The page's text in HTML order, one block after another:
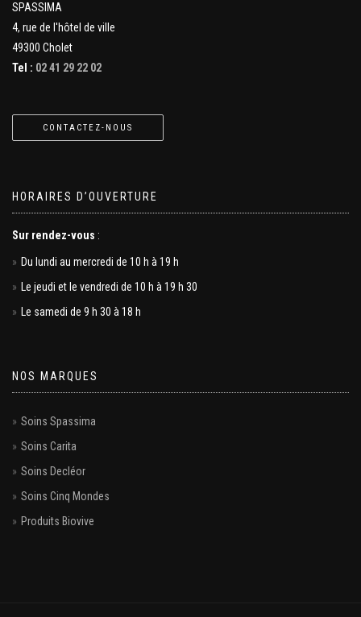
SPASSIMA
4, rue de l'hôtel de ville
49300 Cholet
Tel : 02 41 29 22 02
CONTACTEZ-NOUS
HORAIRES D’OUVERTURE
Sur rendez-vous :
Du lundi au mercredi de 10 h à 19 h
Le jeudi et le vendredi de 10 h à 19 h 30
Le samedi de 9 h 30 à 18 h
NOS MARQUES
Soins Spassima
Soins Carita
Soins Decléor
Soins Cinq Mondes
Produits Biovive